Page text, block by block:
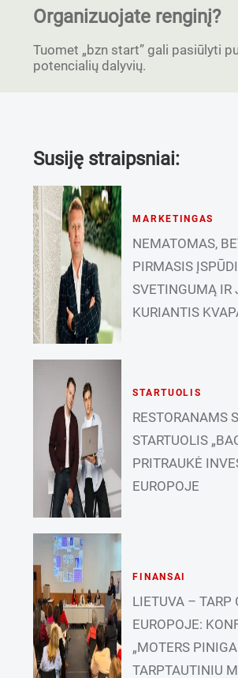
Organizuojate renginį?
Tuomet „bzn start” gali pasiūlyti
potencialių dalyvių.
Susiję straipsniai:
MARKETINGAS
NEMATOMAS,
PIRMASIS
SVETINGUMĄ IR
KURIANTIS
STARTUOLIS
RESTORANAMS
STARTUOLIS
PRITRAUKĖ
EUROPOJE
FINANSAI
LIETUVA – TARP
EUROPOJE:
„MOTERS
TARPTAUTINIU